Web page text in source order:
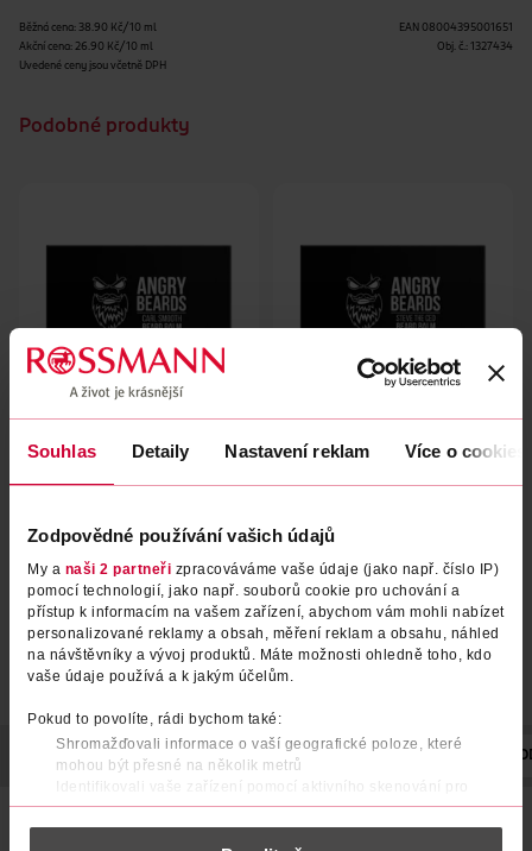
Souhlas Detaily Nastavení reklam Více o cookies
Zodpovědné používání vašich údajů
My a naši 2 partneři zpracováváme vaše údaje (jako např. číslo IP)
pomocí technologií, jako např. souborů cookie pro uchování a
přístup k informacím na vašem zařízení, abychom vám mohli nabízet
personalizované reklamy a obsah, měření reklam a obsahu, náhled
na návštěvníky a vývoj produktů. Máte možnosti ohledně toho, kdo
vaše údaje používá a k jakým účelům.
Pokud to povolíte, rádi bychom také:
Shromažďovali informace o vaší geografické poloze, které
mohou být přesné na několik metrů
Identifikovali vaše zařízení pomocí aktivního skenování pro
konkrétní charakteristiky (otisk prstu)
Zjistěte více o tom, jak zpracováváme vaše osobní údaje, a nastavte
Běžná cena: 38.90 Kč/10 ml
Akční cena: 26.90 Kč/10 ml
Uvedené ceny jsou včetně DPH
EAN 08004395001651
Obj. č.: 1327434
Podobné produkty
Balzám na vousy Carl Smooth
399 Kč
DO KOŠÍKU
Obj. č.: 1074093
Balzám na vousy Steve the
DO KOŠÍKU
Obj. č.: 1074086
POUŽITÍ SLOŽENÍ VYROBENO V VÝROBCE/